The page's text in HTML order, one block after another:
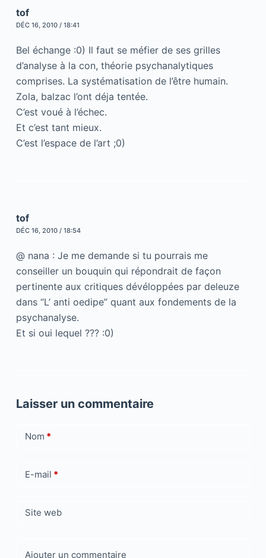
tof
DÉC 16, 2010 / 18:41
Bel échange :0) Il faut se méfier de ses grilles
d’analyse à la con, théorie psychanalytiques
comprises. La systématisation de l’être humain.
Zola, balzac l’ont déja tentée.
C’est voué à l’échec.
Et c’est tant mieux.
C’est l’espace de l’art ;0)
tof
DÉC 16, 2010 / 18:54
@ nana : Je me demande si tu pourrais me
conseiller un bouquin qui répondrait de façon
pertinente aux critiques dévéloppées par deleuze
dans “L’ anti oedipe” quant aux fondements de la
psychanalyse.
Et si oui lequel ??? :0)
Laisser un commentaire
Nom *
E-mail *
Site web
Ajouter un commentaire